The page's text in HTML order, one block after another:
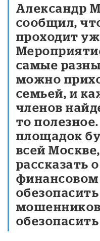
Александр
сообщил,
проходит
самые
можно
семьей, и
членов
то
площадок
всей
рассказать
финансовом